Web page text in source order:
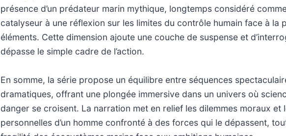
présence d’un prédateur marin mythique, longtemps considéré
catalyseur à une réflexion sur les limites du contrôle humain face à la
éléments. Cette dimension ajoute une couche de suspense et
dépasse le simple cadre de l’action.
En somme, la série propose un équilibre entre séquences
dramatiques, offrant une plongée immersive dans un univers où
danger se croisent. La narration met en relief les dilemmes moraux et
personnelles d’un homme confronté à des forces qui le dépassent,